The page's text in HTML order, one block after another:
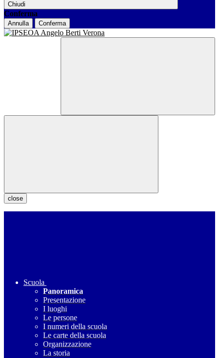
Chiudi
Conferma
Annulla Conferma
close
Scuola
Panoramica
Presentazione
I luoghi
Le persone
I numeri della scuola
Le carte della scuola
Organizzazione
La storia